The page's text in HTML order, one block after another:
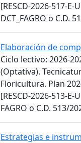
[RESCD-2026-517-E-
DCT_FAGRO o C.D.
Elaboración de
Ciclo lectivo: 2026-
(Optativa).
Floricultura. Plan
[RESCD-2026-513-E-
FAGRO o C.D. 513/
Estrategias e